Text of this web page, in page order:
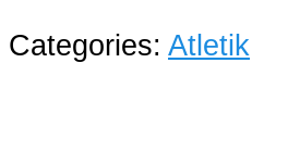
Categories: Atletik